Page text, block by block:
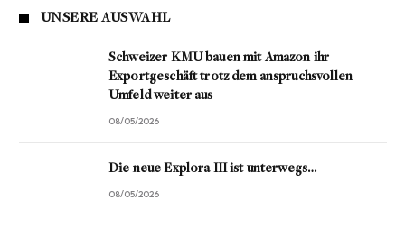
UNSERE AUSWAHL
Schweizer KMU bauen mit Amazon ihr
Exportgeschäft trotz dem anspruchsvollen
Umfeld weiter aus
08/05/2026
Die neue Explora III ist unterwegs…
08/05/2026